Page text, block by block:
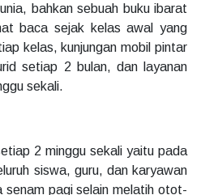
bahkan sebuah buku ibarat
baca sejak kelas awal yang
kelas, kunjungan mobil pintar
setiap 2 bulan, dan layanan
sekali.
2 minggu sekali yaitu pada
siswa, guru, dan karyawan
senam pagi selain melatih otot-